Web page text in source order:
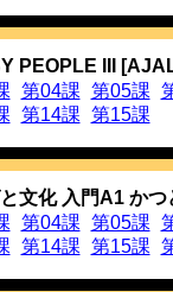
ュータ・スズキクンを
ント変形を考慮した
活用形として原形以
な後続語が接続され
約300種類の後続語を
詞の後続語を全て抜き
2012年10月のアクセ
任意テキスト版への
を，より使い易いよう
々な観点から検索でき
様々な観点から変更で
行単位で位置を入れ
上でも可能です。
PEOPLE III
第04課 第05課
第14課 第15課
文化 入門A1 かつ
第04課 第05課
第14課 第15課